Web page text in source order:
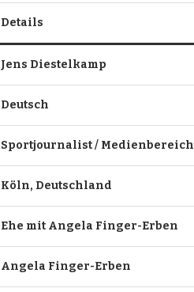
Details
Jens Diestelkamp
Deutsch
Sportjournalist / Medienbereich
Köln, Deutschland
Ehe mit Angela Finger-Erben
Angela Finger-Erben